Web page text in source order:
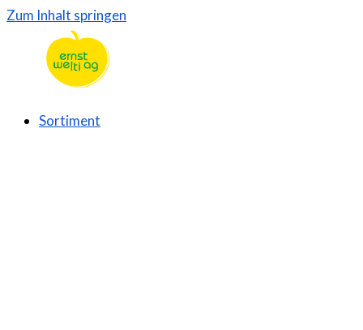
Zum Inhalt springen
Sortiment